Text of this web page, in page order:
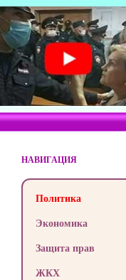
НАВИГАЦИЯ
Политика
Экономика
Защита прав
ЖКХ